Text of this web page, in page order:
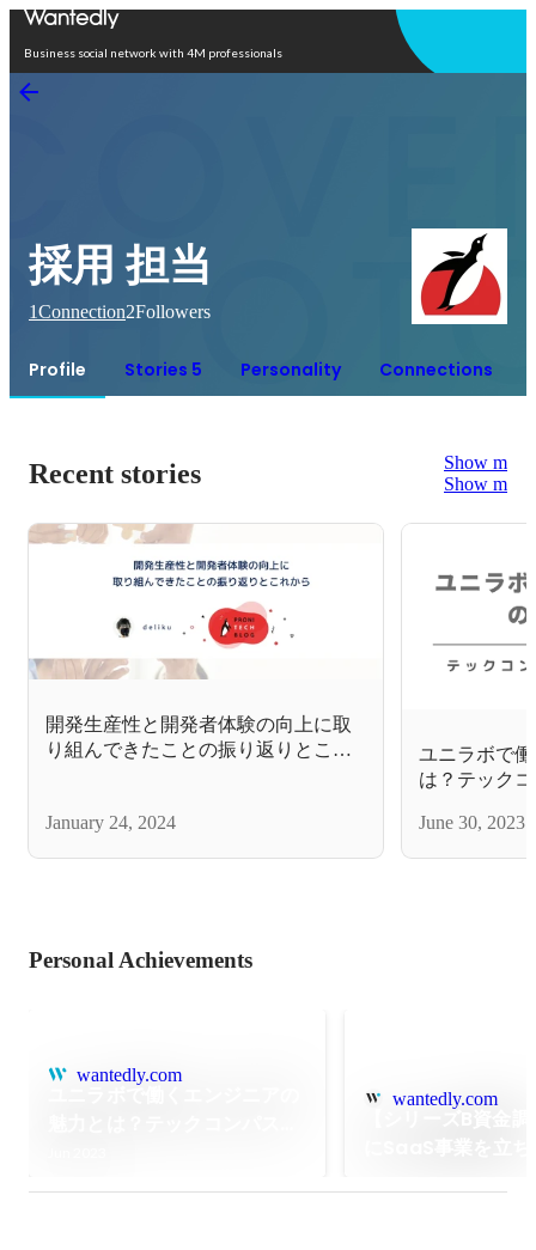
Business social network with 4M professionals
採用 担当
1Connection2Followers
Profile Stories 5 Personality Connections
Recent stories
Show more
Show more
開発生産性と開発者体験の向上に取
り組んできたことの振り返りとこれ
January 24, 2024
ユニラボで
は？テック
June 30, 2023
Personal Achievements
wantedly.com
wantedly.com